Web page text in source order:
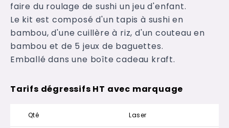
faire du roulage de sushi un jeu d'enfant.
Le kit est composé d'un tapis à sushi en
bambou, d'une cuillère à riz, d'un couteau en
bambou et de 5 jeux de baguettes.
Emballé dans une boîte cadeau kraft.
Tarifs dégressifs HT avec marquage
Qté Laser